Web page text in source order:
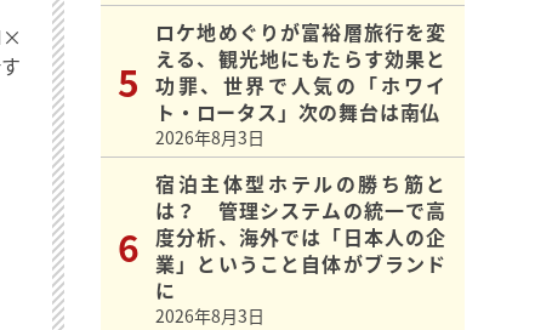
ロケ地めぐりが富裕層旅行を変
える、観光地にもたらす効果と
功罪、世界で人気の「ホワイ
ト・ロータス」次の舞台は南仏
2026年8月3日
宿泊主体型ホテルの勝ち筋と
は？ 管理システムの統一で高
度分析、海外では「日本人の企
業」ということ自体がブランド
に
2026年8月3日